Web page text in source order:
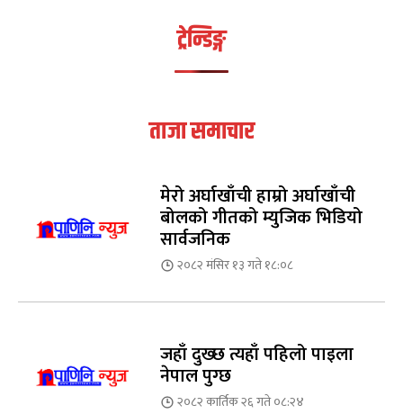
ट्रेन्डिङ्ग
ताजा समाचार
मेरो अर्घाखाँची हाम्रो अर्घाखाँची
बोलको गीतको म्युजिक भिडियो
सार्वजनिक
२०८२ मंसिर १३ गते १८:०८
जहाँ दुख्छ त्यहाँ पहिलो पाइला
नेपाल पुग्छ
२०८२ कार्तिक २६ गते ०८:२४